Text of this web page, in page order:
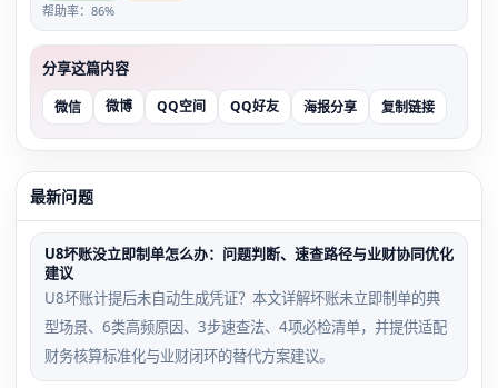
帮助率：86%
分享这篇内容
微信 微博 QQ空间 QQ好友 海报分享 复制链接
最新问题
U8坏账没立即制单怎么办：问题判断、速查路径与业财协同优化
建议
U8坏账计提后未自动生成凭证？本文详解坏账未立即制单的典
型场景、6类高频原因、3步速查法、4项必检清单，并提供适配
财务核算标准化与业财闭环的替代方案建议。